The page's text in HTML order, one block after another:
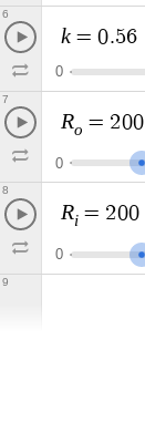
k = 0.56
0
6
Ro = 200
0
7
Ri = 200
0
8
9